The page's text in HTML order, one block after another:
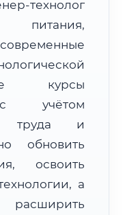
дней
ФИС ФРДО
и просмотра
технолог
курсы
с учётом
труда и
обновить
освоить
а
расширить